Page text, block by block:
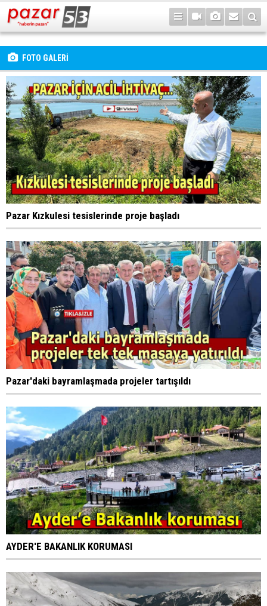
FOTO GALERİ
Pazar Kızkulesi tesislerinde proje başladı
Pazar'daki bayramlaşmada projeler tartışıldı
AYDER'E BAKANLIK KORUMASI